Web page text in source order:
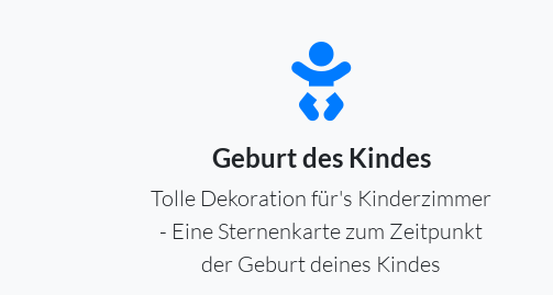
Geburt des Kindes
Tolle Dekoration für's Kinderzimmer
- Eine Sternenkarte zum Zeitpunkt
der Geburt deines Kindes